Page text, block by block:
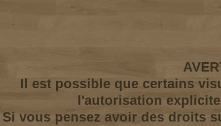
Il est possible que certains
l'autorisation
Si vous pensez avoir des droits